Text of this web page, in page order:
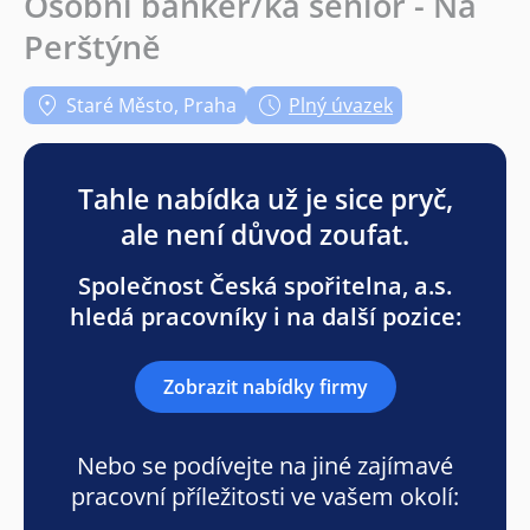
Perštýně
Staré Město, Praha Plný úvazek
Tahle nabídka už je sice pryč,
ale není důvod zoufat.
Společnost Česká spořitelna, a.s.
hledá pracovníky i na další pozice:
Zobrazit nabídky firmy
Nebo se podívejte na jiné zajímavé
pracovní příležitosti ve vašem okolí: